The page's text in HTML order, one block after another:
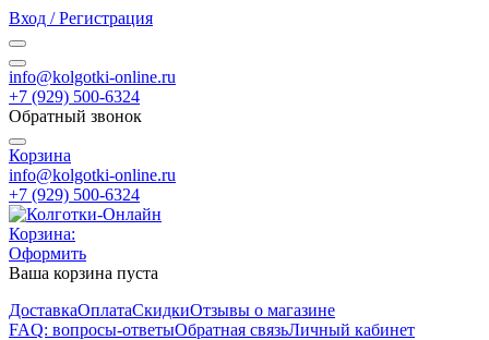
Вход / Регистрация
info@kolgotki-online.ru
+7 (929) 500-6324
Обратный звонок
Корзина
info@kolgotki-online.ru
+7 (929) 500-6324
Корзина:
Оформить
Ваша корзина пуста
ДоставкаОплатаСкидкиОтзывы о магазине
FAQ: вопросы-ответыОбратная связьЛичный кабинет